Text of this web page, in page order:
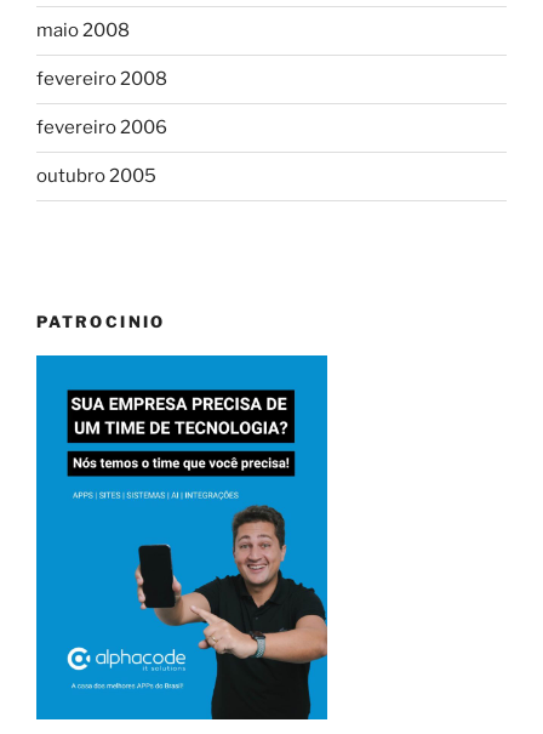
maio 2008
fevereiro 2008
fevereiro 2006
outubro 2005
PATROCINIO